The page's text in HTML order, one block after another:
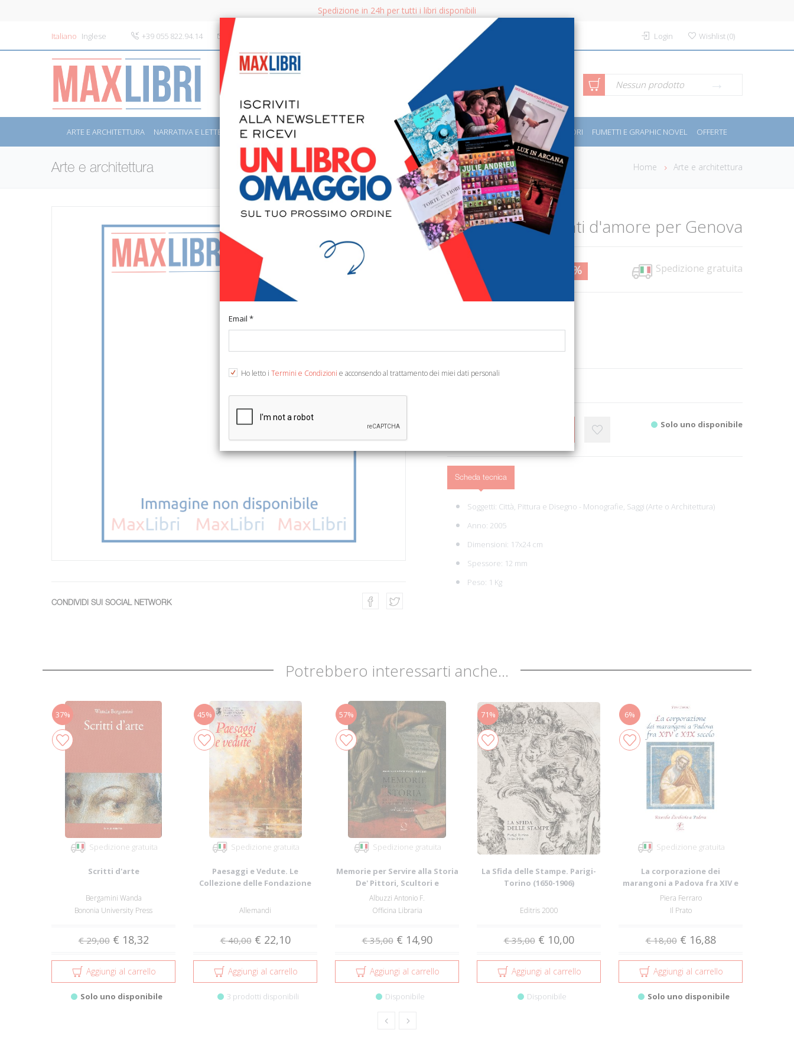
Spedizione in 24h per tutti i libri disponibili
Italiano Inglese +39 055 822.94.14 info@maxlibri.it Login Wishlist(0)
CERCA Ricerca avanzata Nessun prodotto
ARTE E ARCHITETTURA NARRATIVA E LETTERATURA SAGGISTICA LIBRI PER BAMBINI E RAGAZZI MANUALI - GUIDE - CORSI SPORT E MOTORI FUMETTI E GRAPHIC NOVEL OFFERTE
Arte e architettura Home Arte e architettura
CONDIVIDI SUI SOCIAL NETWORK
Gino Croari. Dipinti d'amore per Genova
€ 17,22 63% Spedizione gratuita
Ean13: 9788887294088
Solo uno disponibile
Scheda tecnica
Soggetti: Città, Pittura e Disegno - Monografie, Saggi (Arte o Architettura)
Anno: 2005
Dimensioni: 17x24 cm
Spessore: 12 mm
Peso: 1 Kg
Potrebbero interessarti anche...
37%
Spedizione gratuita
Scritti d'arte
Bergamini Wanda
Bononia University Press
€ 29,00 € 18,32
Aggiungi al carrello
Solo uno disponibile
45%
Spedizione gratuita
Paesaggi e Vedute. Le
Collezione delle Fondazione
Allemandi
€ 40,00 € 22,10
Aggiungi al carrello
3 prodotti disponibili
57%
Spedizione gratuita
Memorie per Servire alla Storia
De' Pittori, Scultori e
Architett...
Albuzzi Antonio F.
Officina Libraria
€ 35,00 € 14,90
Aggiungi al carrello
Disponibile
71%
La Sfida delle Stampe. Parigi-
Torino (1650-1906)
Editris 2000
€ 35,00 € 10,00
Aggiungi al carrello
Disponibile
6%
Spedizione gratuita
La corporazione dei
marangoni a Padova fra XIV e
XIX secolo. Rice...
Piera Ferraro
Il Prato
€ 18,00 € 16,88
Aggiungi al carrello
Solo uno disponibile
Email *
Ho letto i Termini e Condizioni e acconsendo al trattamento dei miei dati personali